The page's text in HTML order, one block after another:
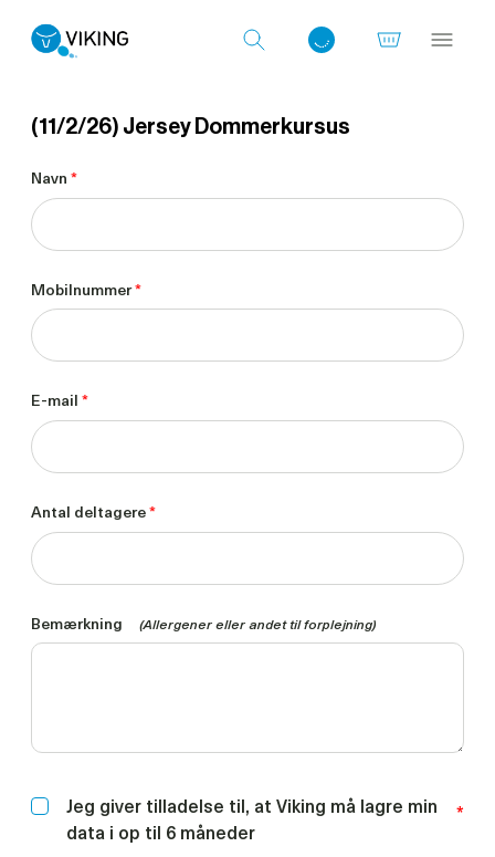
(11/2/26) Jersey Dommerkursus
Navn*
Mobilnummer*
E-mail*
Antal deltagere*
Bemærkning (Allergener eller andet til forplejning)
Jeg giver tilladelse til, at Viking må lagre min
data i op til 6 måneder
*